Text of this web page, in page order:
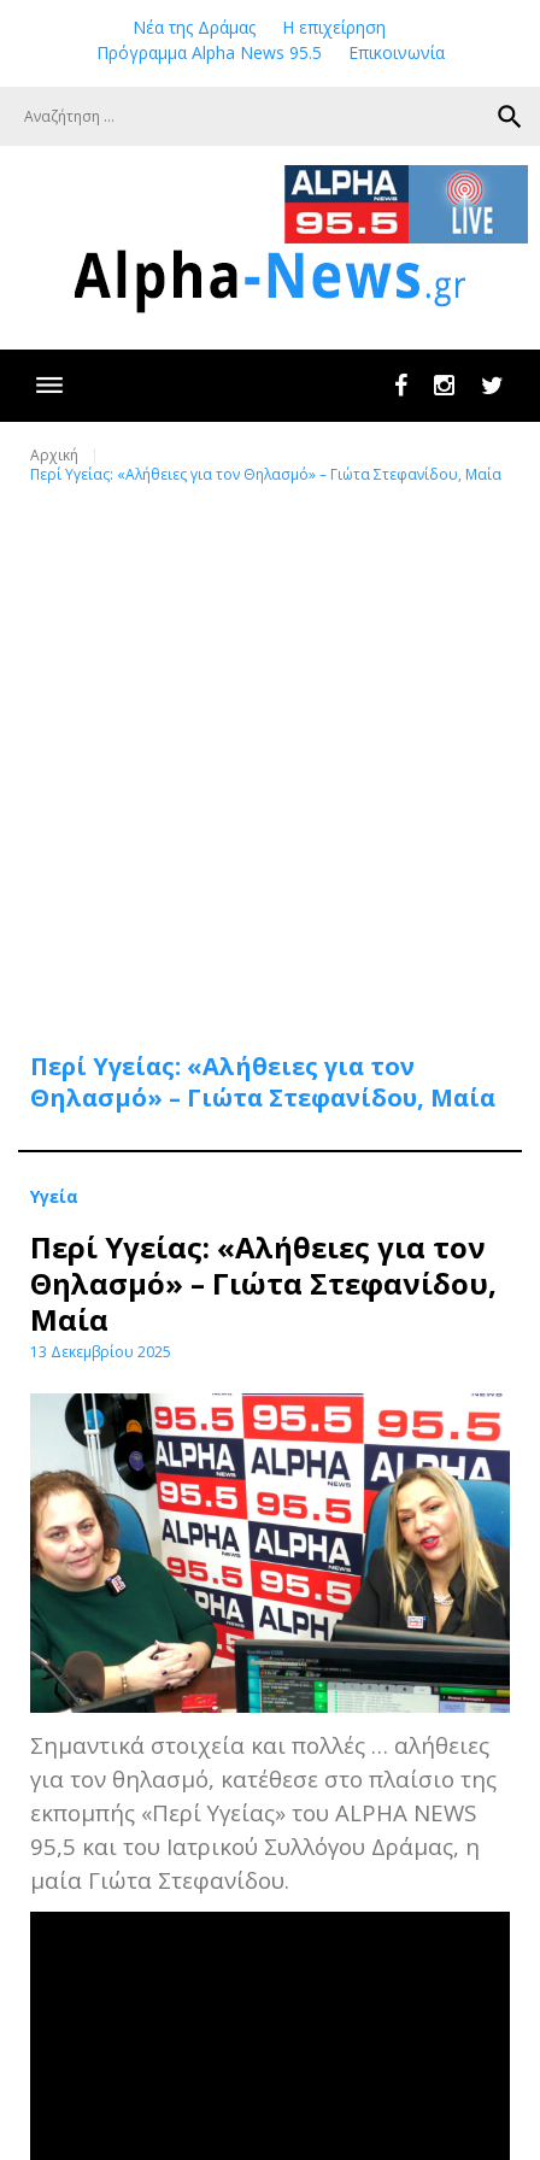
Νέα της Δράμας
Η επιχείρηση
Πρόγραμμα Alpha News 95.5
Επικοινωνία
search
FacebookInstagram
Αρχική
Περί Υγείας: «Αλήθειες για τον Θηλασμό» – Γιώτα Στεφανίδου, Μαία
Περί Υγείας: «Αλήθειες για τον
Θηλασμό» – Γιώτα Στεφανίδου, Μαία
Υγεία
Περί Υγείας: «Αλήθειες για τον
Θηλασμό» – Γιώτα Στεφανίδου,
Μαία
13 Δεκεμβρίου 2025
Σημαντικά στοιχεία και πολλές … αλήθειες
για τον θηλασμό, κατέθεσε στο πλαίσιο της
εκπομπής «Περί Υγείας» του ALPHA NEWS
95,5 και του Ιατρικού Συλλόγου Δράμας, η
μαία Γιώτα Στεφανίδου.